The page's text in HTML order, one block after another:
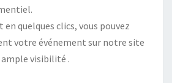
quelques clics, vous pouvez
votre événement sur notre site
visibilité .